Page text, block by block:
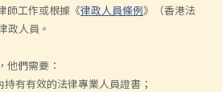
師工作或根據《律政人員條例》（香港法
政人員。
他們需要：
有有效的法律專業人員證書；